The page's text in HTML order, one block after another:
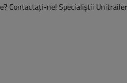
Contactaţi-ne! Specialiștii